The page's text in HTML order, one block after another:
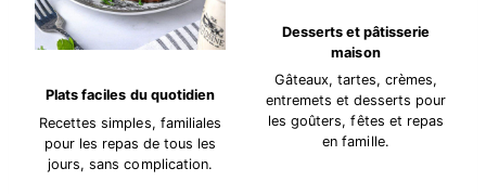
Plats faciles du quotidien
Recettes simples, familiales
pour les repas de tous les
jours, sans complication.
Desserts et pâtisserie
maison
Gâteaux, tartes, crèmes,
entremets et desserts pour
les goûters, fêtes et repas
en famille.